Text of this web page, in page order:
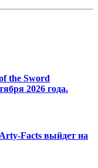
the Sword
2026 года.
Facts выйдет на